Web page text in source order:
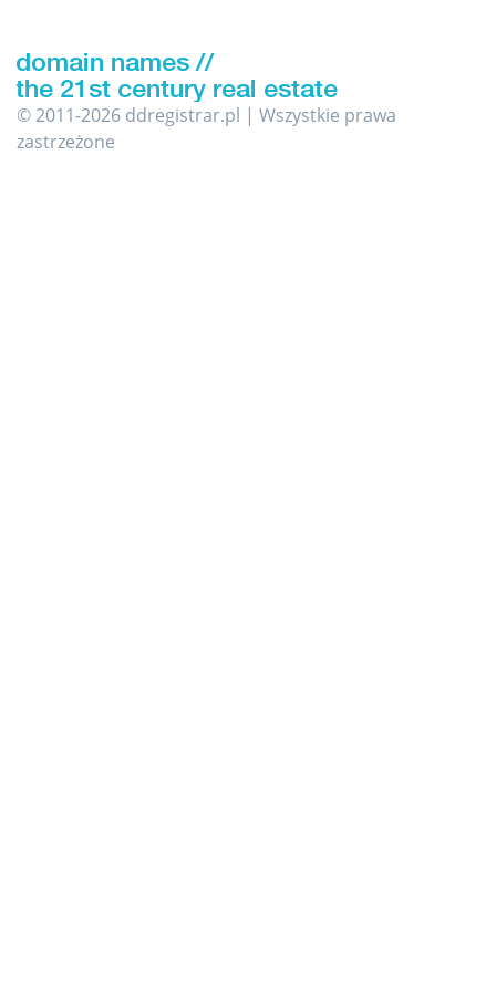
© 2011-2026 ddregistrar.pl | Wszystkie prawa
zastrzeżone